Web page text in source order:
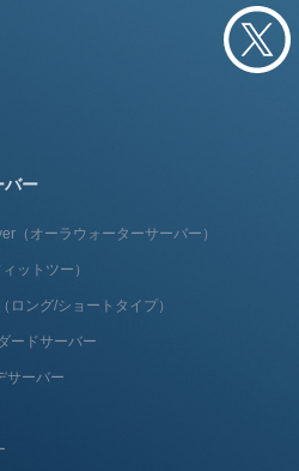
バー
（オーラウォーターサーバー）
ットツー）
ロング/ショートタイプ）
ードサーバー
サーバー